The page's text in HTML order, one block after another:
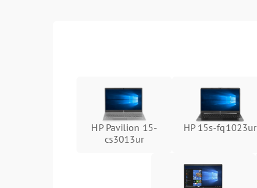
HP Pavilion 15-
cs3013ur
HP 15s-fq1023ur